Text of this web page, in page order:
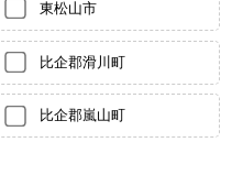
東松山市
比企郡滑川町
比企郡嵐山町